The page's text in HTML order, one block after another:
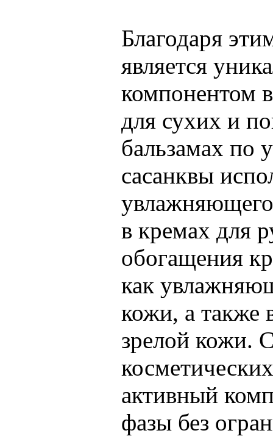
Благодаря
является
компонентом
для сухих и
бальзамах по
сасанквы
увлажняющего
в кремах для
обогащения
как
кожи, а также
зрелой кожи.
активный
фазы без